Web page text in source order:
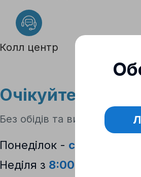
Колл центр
Очікуйте
Без обідів та вихідних
Понеділок - субота з
Неділя з 8:00 до 17:00